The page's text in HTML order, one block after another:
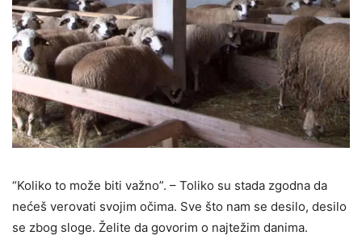
“Koliko to može biti važno”. – Toliko su stada zgodna da
nećeš verovati svojim očima. Sve što nam se desilo, desilo
se zbog sloge. Želite da govorim o najtežim danima.